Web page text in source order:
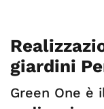
giardini
Green One è